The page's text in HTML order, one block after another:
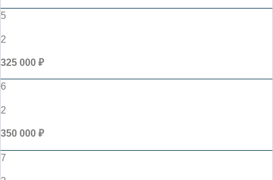
5
2
325 000 ₽
6
2
350 000 ₽
7